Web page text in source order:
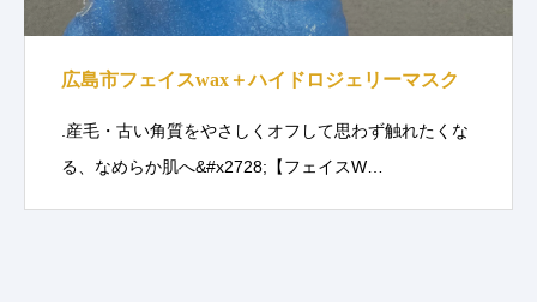
広島市フェイスwax＋ハイドロジェリーマスク
.産毛・古い角質をやさしくオフして思わず触れたくな
る、なめらか肌へ&#x2728;【フェイスW…